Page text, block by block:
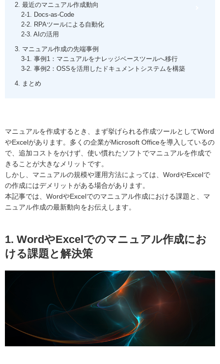
2. 最近のマニュアル作成動向
2-1. Docs-as-Code
2-2. RPAツールによる自動化
2-3. AIの活用
3. マニュアル作成の先端事例
3-1. 事例1：マニュアルをナレッジベースツールへ移行
3-2. 事例2：OSSを活用したドキュメントシステムを構築
4. まとめ
マニュアルを作成するとき、まず挙げられる作成ツールとしてWord
やExcelがあります。多くの企業がMicrosoft Officeを導入しているの
で、追加コストをかけず、使い慣れたソフトでマニュアルを作成で
きることが大きなメリットです。
しかし、マニュアルの規模や運用方法によっては、WordやExcelで
の作成にはデメリットがある場合があります。
本記事では、WordやExcelでのマニュアル作成における課題と、マ
ニュアル作成の最新動向をお伝えします。
1. WordやExcelでのマニュアル作成にお
ける課題と解決策